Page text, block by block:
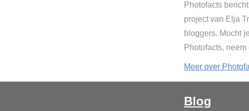
Photofacts
project van Elja
bloggers. Mocht
Photofacts,
Meer over
Blog